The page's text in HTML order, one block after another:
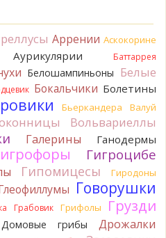
судя по пластинкам.
или близкие виды
земле и в руке - разные грибы.
вода и гриб при варке
спасибо.
Аррении Аскокорине
Аурикулярии Баттаррея
Белошампиньоны Белые
Бокальчики Болетины
Бьеркандера Валуй
Вольвариеллы
Галерины Ганодермы
Гигроцибе
Гипомицесы Гиродоны
Говорушки
Грабовик Грифолы Грузди
Домовые грибы Дрожалки